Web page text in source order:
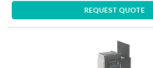
REQUEST QUOTE